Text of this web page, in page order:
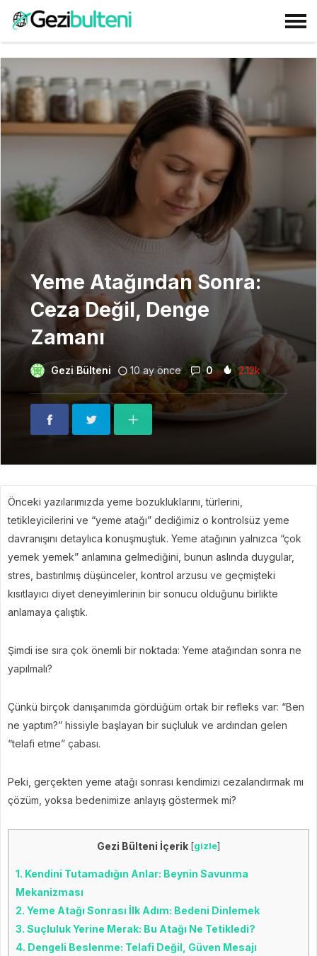
Yeme Atağından Sonra:
Ceza Değil, Denge
Zamanı
Gezi Bülteni 10 ay önce 0 2.12k
Önceki yazılarımızda yeme bozukluklarını, türlerini,
tetikleyicilerini ve “yeme atağı” dediğimiz o kontrolsüz yeme
davranışını detaylıca konuşmuştuk. Yeme atağının yalnızca “çok
yemek yemek” anlamına gelmediğini, bunun aslında duygular,
stres, bastırılmış düşünceler, kontrol arzusu ve geçmişteki
kısıtlayıcı diyet deneyimlerinin bir sonucu olduğunu birlikte
anlamaya çalıştık.
Şimdi ise sıra çok önemli bir noktada: Yeme atağından sonra ne
yapılmalı?
Çünkü birçok danışanımda gördüğüm ortak bir refleks var: “Ben
ne yaptım?” hissiyle başlayan bir suçluluk ve ardından gelen
“telafi etme” çabası.
Peki, gerçekten yeme atağı sonrası kendimizi cezalandırmak mı
çözüm, yoksa bedenimize anlayış göstermek mi?
Gezi Bülteni İçerik [gizle]
1. Kendini Tutamadığın Anlar: Beynin Savunma
Mekanizması
2. Yeme Atağı Sonrası İlk Adım: Bedeni Dinlemek
3. Suçluluk Yerine Merak: Bu Atağı Ne Tetikledi?
4. Dengeli Beslenme: Telafi Değil, Güven Mesajı